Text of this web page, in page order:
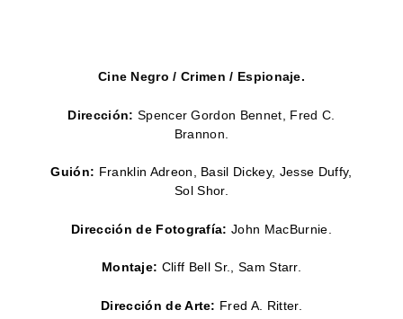
Cine Negro / Crimen / Espionaje.
Dirección: Spencer Gordon Bennet
Fred C.
Brannon.
Guión: Franklin Adreon, Basil Dickey, Jesse Duffy,
Sol Shor.
Dirección de Fotografía:John MacBurnie.
Montaje: Cliff Bell Sr., Sam Starr.
Dirección de Arte: Fred A. Ritter.